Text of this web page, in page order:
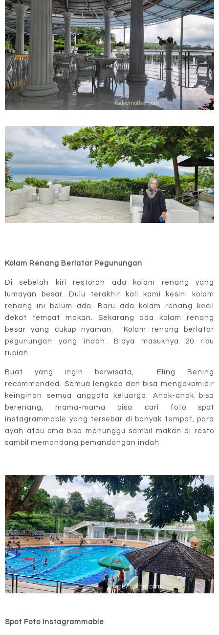
Kolam Renang Berlatar Pegunungan
Di sebelah kiri restoran ada kolam renang yang
lumayan besar. Dulu terakhir kali kami kesini kolam
renang ini belum ada. Baru ada kolam renang kecil
dekat tempat makan. Sekarang ada kolam renang
besar yang cukup nyaman. Kolam renang berlatar
pegunungan yang indah. Biaya masuknya 20 ribu
rupiah.
Buat yang ingin berwisata, Eling Bening
recommended. Semua lengkap dan bisa mengakomidir
keinginan semua anggota keluarga. Anak-anak bisa
berenang, mama-mama bisa cari foto spot
instagrammable yang tersebar di banyak tempat, para
ayah atau oma bisa menunggu sambil makan di resto
sambil memandang pemandangan indah.
Spot Foto Instagrammable